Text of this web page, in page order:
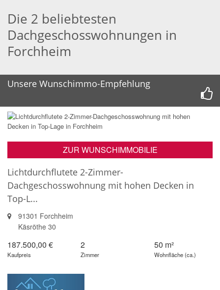
Die 2 beliebtesten
Dachgeschosswohnungen in
Forchheim
Unsere Wunschimmo-Empfehlung
ZUR WUNSCHIMMOBILIE
Lichtdurchflutete 2-Zimmer-
Dachgeschosswohnung mit hohen Decken in
Top-L...
91301 Forchheim
Käsröthe 30
187.500,00 €
Kaufpreis
2
Zimmer
50 m²
Wohnfläche (ca.)